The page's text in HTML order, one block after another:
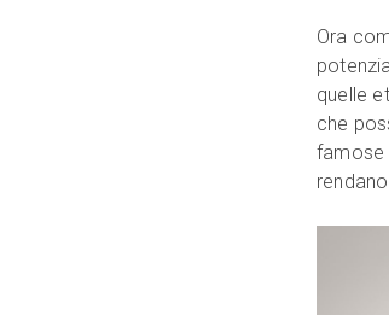
Ora
quelle
che
famose